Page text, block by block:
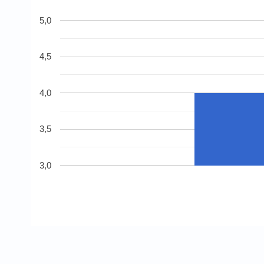
3,0
3,5
4,0
4,5
5,0